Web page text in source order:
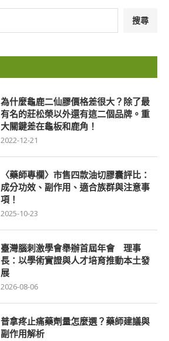
搜尋
為什麼龜鹿二仙膠價格差很大？除了最
有名的莊松榮以外還有這二個品牌。重
大關鍵差在龜板和鹿角！
2022-12-21
〈藥師專欄〉市售四款油切膠囊評比：
成分功效、副作用、適合族群與注意事
項！
2025-10-23
臺灣腦刺激學會舉辦首屆年會 理事
長：以學術實證與人才培育推動本土發
展
2026-08-06
普拿疼止痛藥劑量怎麼選？藥師建議與
副作用解析